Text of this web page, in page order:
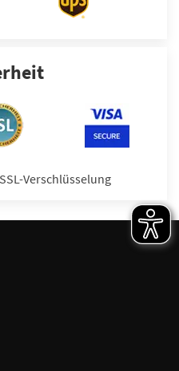
Verschlüsselung